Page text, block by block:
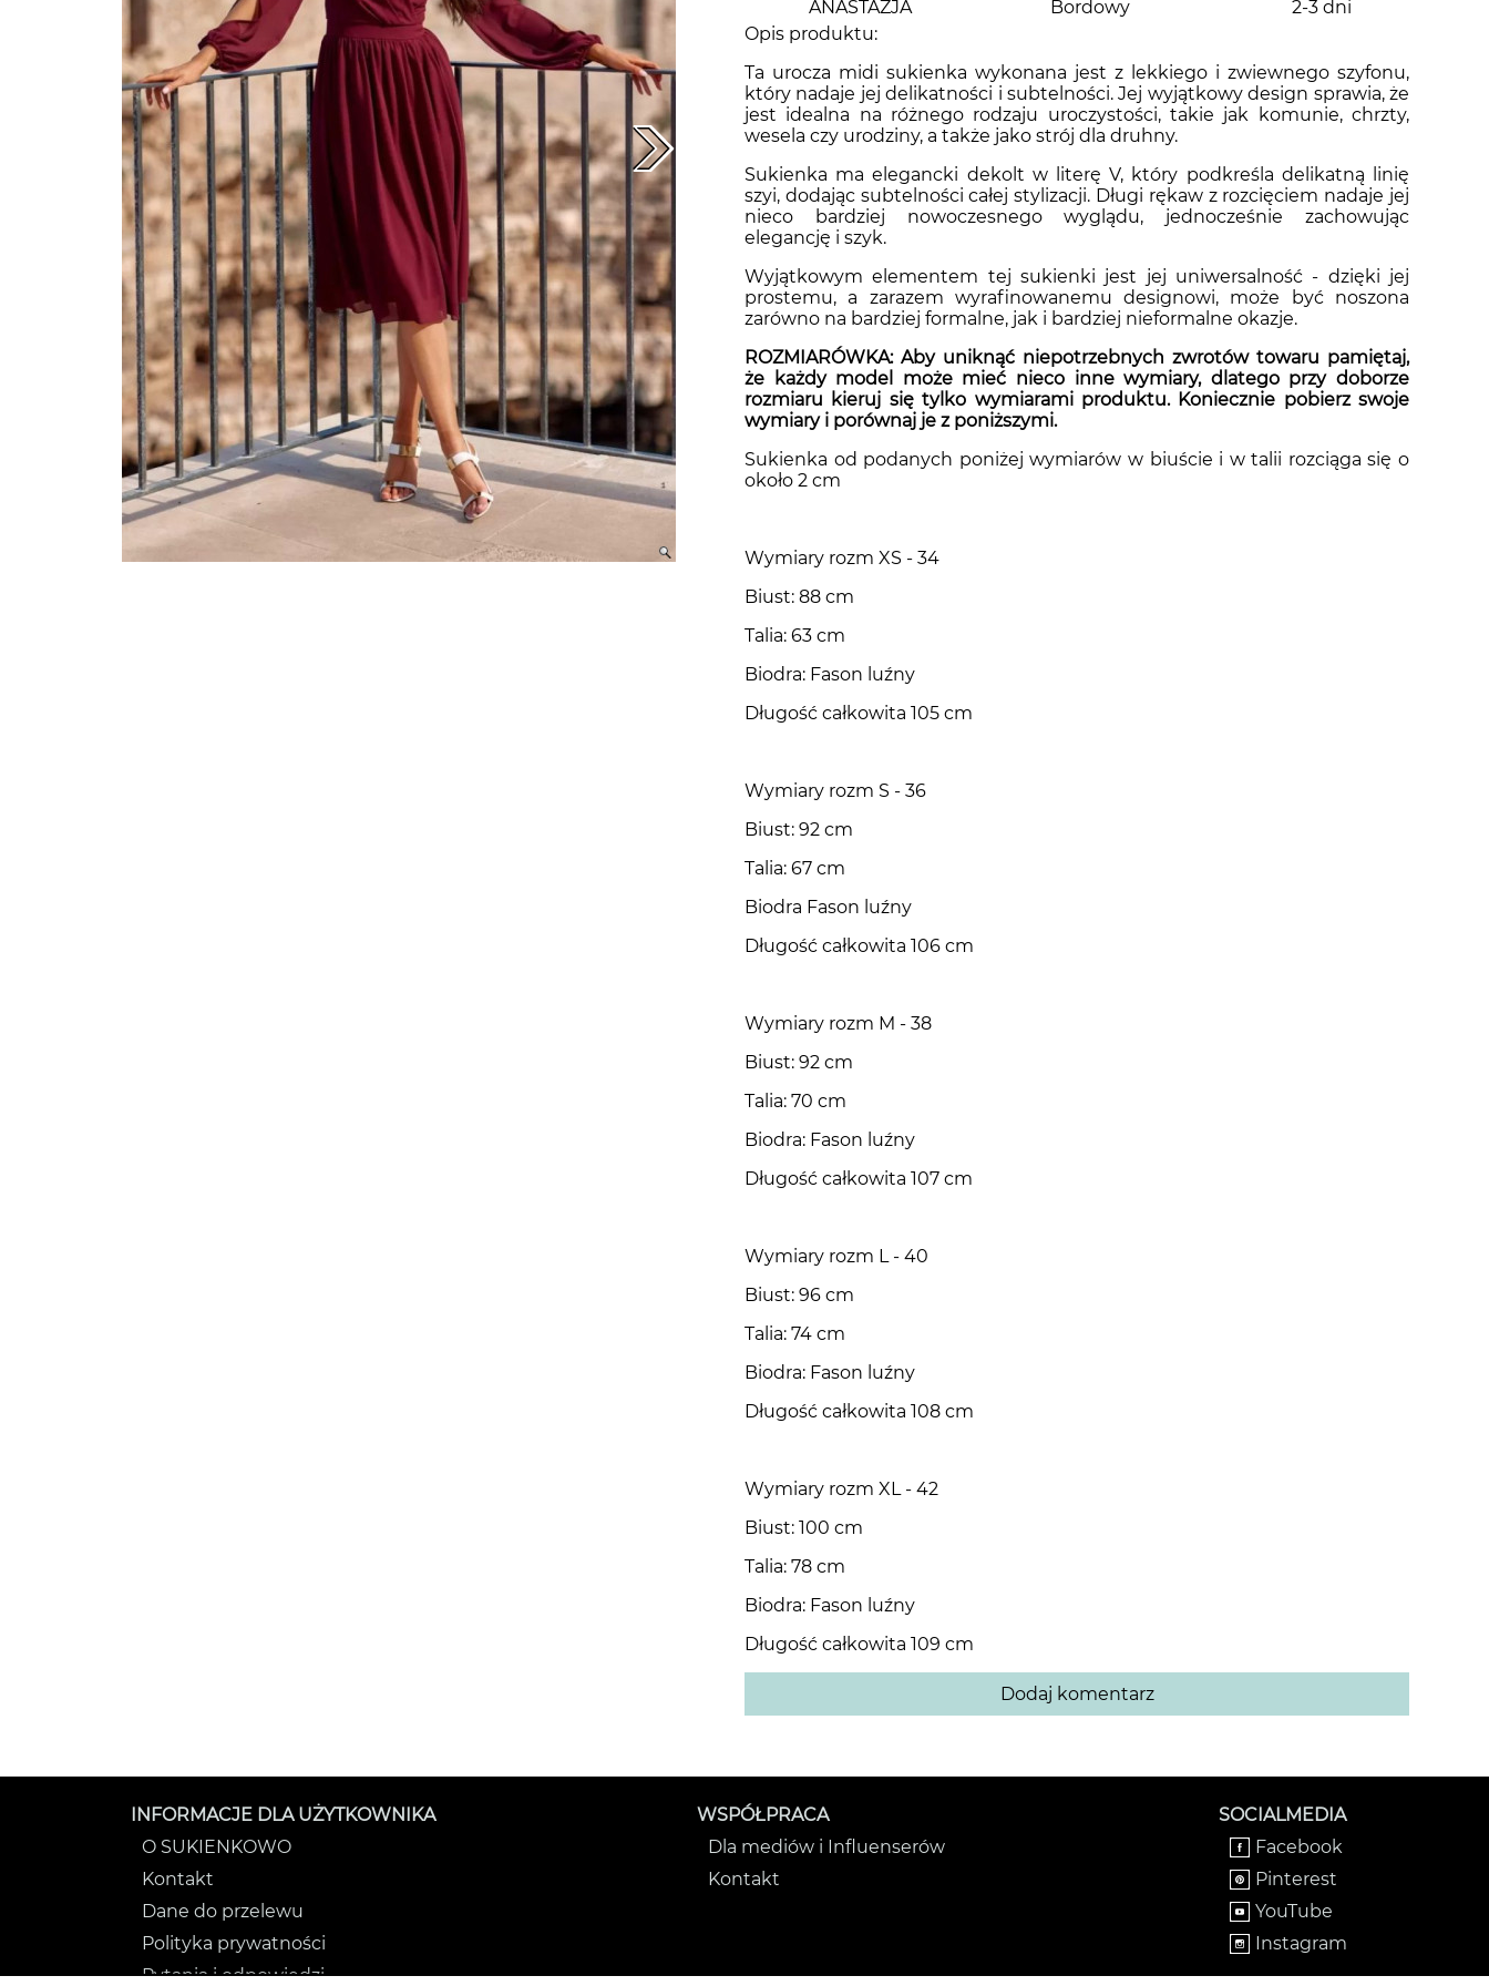
Sukienki gładkie
Sukienki koronkowe
Sukienki PLUS SIZE
Sukienki boho
sukienki z dekoltem woda
Niebieskie sukienki
Zielone sukienki
Granatowe sukienki
Czarne sukienki
Beżowe sukienki
Fioletowe sukienki
ANASTAZJA
Bordowy
2-3 dni
Opis produktu:
Ta urocza midi sukienka wykonana jest z lekkiego i zwiewnego szyfonu,
który nadaje jej delikatności i subtelności. Jej wyjątkowy design sprawia, że
jest idealna na różnego rodzaju uroczystości, takie jak komunie, chrzty,
wesela czy urodziny, a także jako strój dla druhny.
Sukienka ma elegancki dekolt w literę V, który podkreśla delikatną linię
szyi, dodając subtelności całej stylizacji. Długi rękaw z rozcięciem nadaje jej
nieco bardziej nowoczesnego wyglądu, jednocześnie zachowując
elegancję i szyk.
Wyjątkowym elementem tej sukienki jest jej uniwersalność - dzięki jej
prostemu, a zarazem wyrafinowanemu designowi, może być noszona
zarówno na bardziej formalne, jak i bardziej nieformalne okazje.
ROZMIARÓWKA: Aby uniknąć niepotrzebnych zwrotów towaru pamiętaj,
że każdy model może mieć nieco inne wymiary, dlatego przy doborze
rozmiaru kieruj się tylko wymiarami produktu. Koniecznie pobierz swoje
wymiary i porównaj je z poniższymi.
Sukienka od podanych poniżej wymiarów w biuście i w talii rozciąga się o
około 2 cm
Wymiary rozm XS - 34
Biust: 88 cm
Talia: 63 cm
Biodra: Fason luźny
Długość całkowita 105 cm
Wymiary rozm S - 36
Biust: 92 cm
Talia: 67 cm
Biodra Fason luźny
Długość całkowita 106 cm
Wymiary rozm M - 38
Biust: 92 cm
Talia: 70 cm
Biodra: Fason luźny
Długość całkowita 107 cm
Wymiary rozm L - 40
Biust: 96 cm
Talia: 74 cm
Biodra: Fason luźny
Długość całkowita 108 cm
Wymiary rozm XL - 42
Biust: 100 cm
Talia: 78 cm
Biodra: Fason luźny
Długość całkowita 109 cm
Dodaj komentarz
INFORMACJE DLA UŻYTKOWNIKA
O SUKIENKOWO
Kontakt
Dane do przelewu
Polityka prywatności
Pytania i odpowiedzi
WSPÓŁPRACA
Dla mediów i Influenserów
Kontakt
SOCIALMEDIA
Facebook
Pinterest
YouTube
Instagram